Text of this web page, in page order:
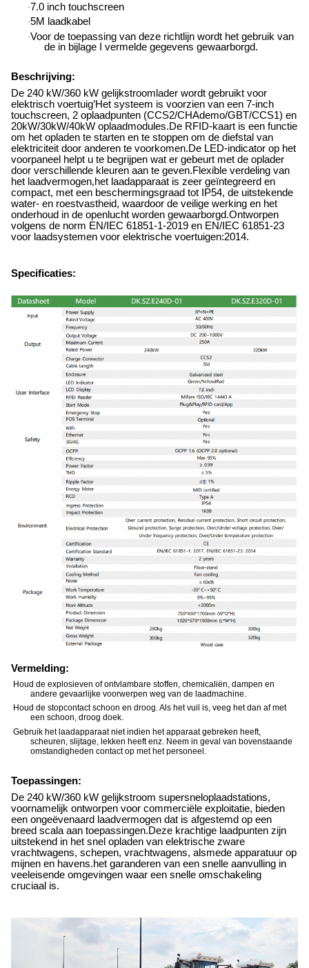
·7.0 inch touchscreen
·5M laadkabel
·Voor de toepassing van deze richtlijn wordt het gebruik van
de in bijlage I vermelde gegevens gewaarborgd.
Beschrijving:
De 240 kW/360 kW gelijkstroomlader wordt gebruikt voor
elektrisch voertuig’Het systeem is voorzien van een 7-inch
touchscreen, 2 oplaadpunten (CCS2/CHAdemo/GBT/CCS1) en
20kW/30kW/40kW oplaadmodules.De RFID-kaart is een functie
om het opladen te starten en te stoppen om de diefstal van
elektriciteit door anderen te voorkomen.De LED-indicator op het
voorpaneel helpt u te begrijpen wat er gebeurt met de oplader
door verschillende kleuren aan te geven.Flexible verdeling van
het laadvermogen,het laadapparaat is zeer geïntegreerd en
compact, met een beschermingsgraad tot IP54, de uitstekende
water- en roestvastheid, waardoor de veilige werking en het
onderhoud in de openlucht worden gewaarborgd.Ontworpen
volgens de norm EN/IEC 61851-1-2019 en EN/IEC 61851-23
voor laadsystemen voor elektrische voertuigen:2014.
Specificaties:
Vermelding:
Houd de explosieven of ontvlambare stoffen, chemicaliën, dampen en
andere gevaarlijke voorwerpen weg van de laadmachine.
Houd de stopcontact schoon en droog. Als het vuil is, veeg het dan af met
een schoon, droog doek.
Gebruik het laadapparaat niet indien het apparaat gebreken heeft,
scheuren, slijtage, lekken heeft enz. Neem in geval van bovenstaande
omstandigheden contact op met het personeel.
Toepassingen:
De 240 kW/360 kW gelijkstroom supersneloplaadstations,
voornamelijk ontworpen voor commerciële exploitatie, bieden
een ongeëvenaard laadvermogen dat is afgestemd op een
breed scala aan toepassingen.Deze krachtige laadpunten zijn
uitstekend in het snel opladen van elektrische zware
vrachtwagens, schepen, vrachtwagens, alsmede apparatuur op
mijnen en havens.het garanderen van een snelle aanvulling in
veeleisende omgevingen waar een snelle omschakeling
cruciaal is.